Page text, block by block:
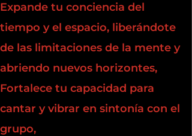
Expande tu conciencia del
tiempo y el espacio, liberándote
de las limitaciones de la mente y
abriendo nuevos horizontes,
Fortalece tu capacidad para
cantar y vibrar en sintonía con el
grupo,